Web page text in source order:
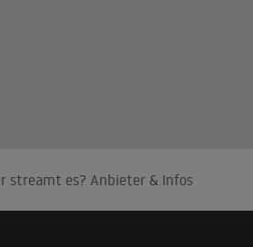
streamt es? Anbieter & Infos